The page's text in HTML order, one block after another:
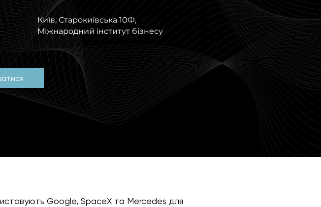
Київ, Старокиївська 10Ф,
Міжнародний інститут бізнесу
Google, SpaceX та Mercedes для